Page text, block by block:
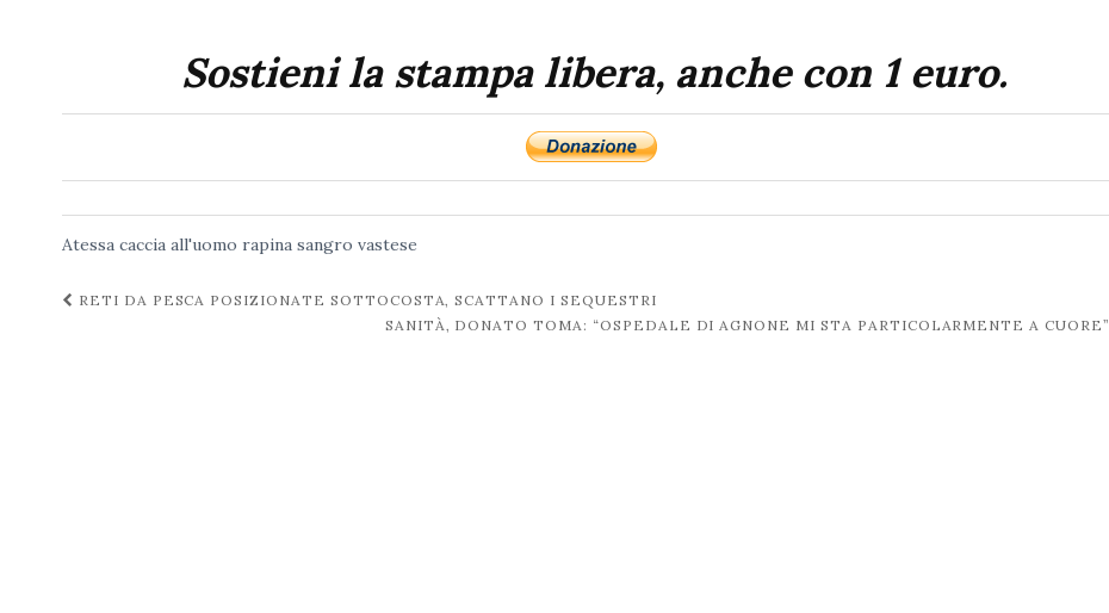
Sostieni la stampa libera, anche con 1 euro.
Atessa caccia all'uomo rapina sangro vastese
Navigazione
RETI DA PESCA POSIZIONATE SOTTOCOSTA, SCATTANO I SEQUESTRI
SANITÀ, DONATO TOMA: “OSPEDALE DI AGNONE MI STA PARTICOLARMENTE A CUORE”